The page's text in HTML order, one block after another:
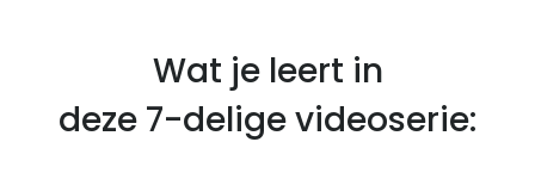
Wat je leert in
deze 7-delige videoserie: